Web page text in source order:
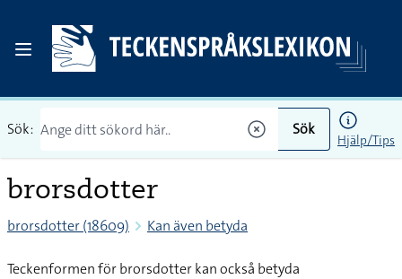
Sök: Sök
Hjälp/Tips
brorsdotter
brorsdotter (18609) Kan även betyda
Teckenformen för brorsdotter kan också betyda